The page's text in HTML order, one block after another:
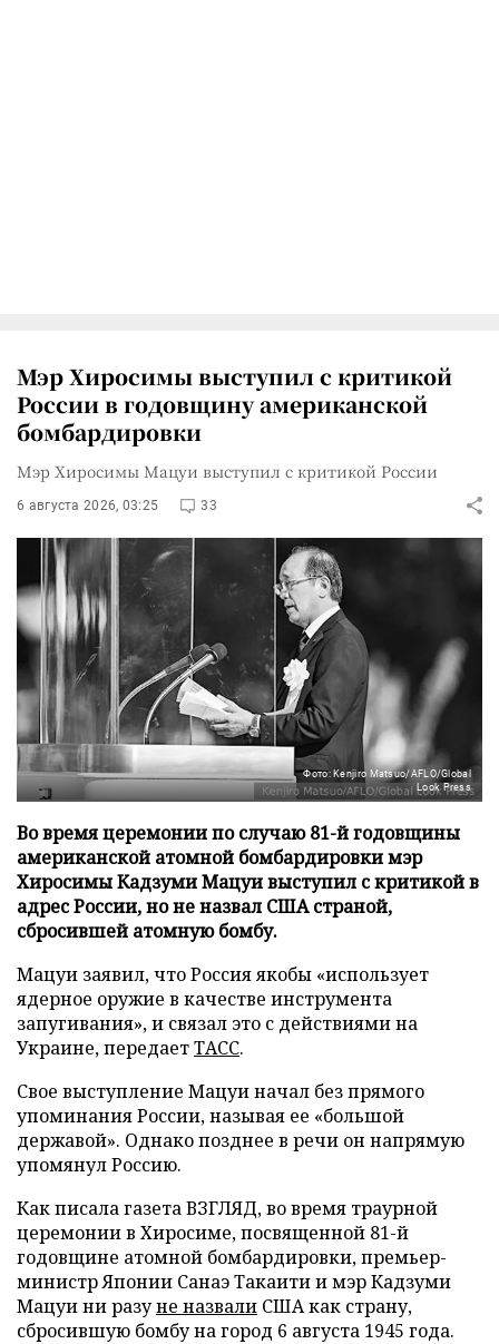
Мэр Хиросимы выступил с критикой
России в годовщину американской
бомбардировки
Мэр Хиросимы Мацуи выступил с критикой России
6 августа 2026, 03:25 33
Фото: Kenjiro Matsuo/AFLO/Global
Look Press
Во время церемонии по случаю 81-й годовщины
американской атомной бомбардировки мэр
Хиросимы Кадзуми Мацуи выступил с критикой в
адрес России, но не назвал США страной,
сбросившей атомную бомбу.
Мацуи заявил, что Россия якобы «использует
ядерное оружие в качестве инструмента
запугивания», и связал это с действиями на
Украине, передаетТАСС.
Свое выступление Мацуи начал без прямого
упоминания России, называя ее «большой
державой». Однако позднее в речи он напрямую
упомянул Россию.
Как писала газета ВЗГЛЯД, во время траурной
церемонии в Хиросиме, посвященной 81-й
годовщине атомной бомбардировки, премьер-
министр Японии Санаэ Такаити и мэр Кадзуми
Мацуи ни разуне назвали США как страну,
сбросившую бомбу на город 6 августа 1945 года.